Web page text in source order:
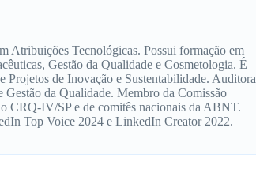
Atribuições Tecnológicas. Possui formação em
Gestão da Qualidade e Cosmetologia. É
Projetos de Inovação e Sustentabilidade. Auditora
Gestão da Qualidade. Membro da Comissão
CRQ-IV/SP e de comitês nacionais da ABNT.
Top Voice 2024 e LinkedIn Creator 2022.